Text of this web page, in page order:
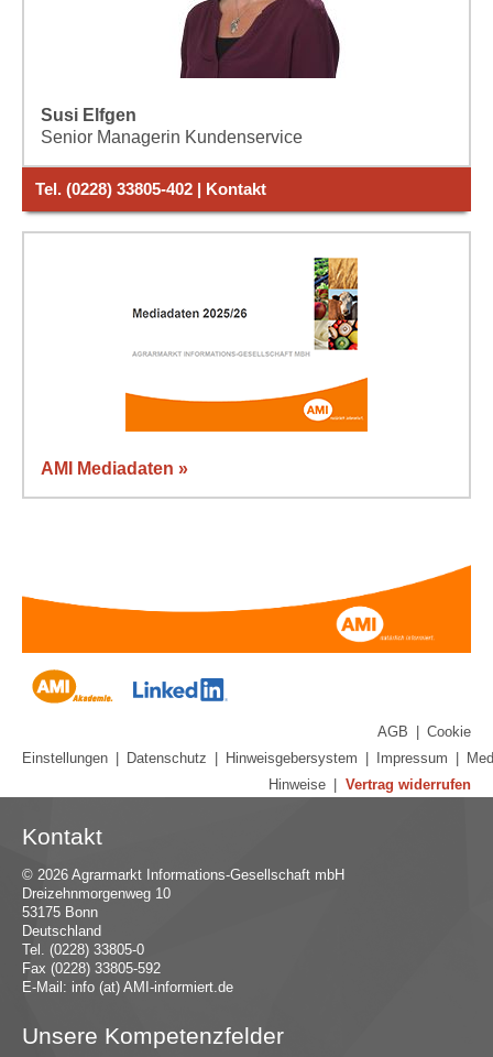
Susi Elfgen
Senior Managerin Kundenservice
Tel. (0228) 33805-402 | Kontakt
AMI Mediadaten »
AGB
Cookie
Einstellungen
Datenschutz Hinweisgebersystem Impressum
Hinweise
Vertrag widerrufen
Kontakt
© 2026 Agrarmarkt Informations-Gesellschaft mbH
Dreizehnmorgenweg 10
53175 Bonn
Deutschland
Tel. (0228) 33805-0
Fax (0228) 33805-592
E-Mail: info (at) AMI-informiert.de
Unsere Kompetenzfelder